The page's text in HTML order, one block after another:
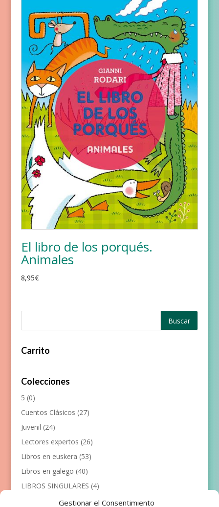
Gestionar el Consentimiento
El libro de los porqués.
Animales
8,95€
Carrito
Colecciones
5 (0)
Cuentos Clásicos (27)
Juvenil (24)
Lectores expertos (26)
Libros en euskera (53)
Libros en galego (40)
LIBROS SINGULARES (4)
Llibres en català (117)